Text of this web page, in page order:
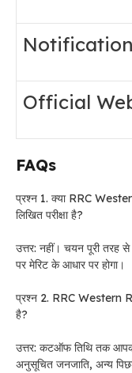
Notification
Official
FAQs
प्रश्न 1. क्या RRC
लिखित परीक्षा है?
उत्तर: नहीं। चयन पूरी
पर मेरिट के आधार पर होगा।
प्रश्न 2. RRC Western
है?
उत्तर: कटऑफ तिथि तक
अनुसूचित जनजाति, अन्य